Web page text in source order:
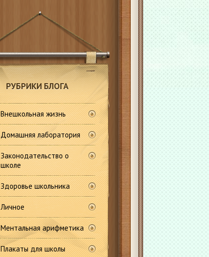
РУБРИКИ БЛОГА
Внешкольная жизнь
Домашняя лаборатория
Законодательство о
школе
Здоровье школьника
Личное
Ментальная арифметика
Плакаты для школы